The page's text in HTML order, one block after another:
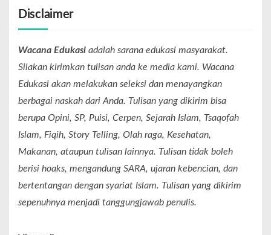
Disclaimer
Wacana Edukasi adalah sarana edukasi masyarakat.
Silakan kirimkan tulisan anda ke media kami. Wacana
Edukasi akan melakukan seleksi dan menayangkan
berbagai naskah dari Anda. Tulisan yang dikirim bisa
berupa Opini, SP, Puisi, Cerpen, Sejarah Islam, Tsaqofah
Islam, Fiqih, Story Telling, Olah raga, Kesehatan,
Makanan, ataupun tulisan lainnya. Tulisan tidak boleh
berisi hoaks, mengandung SARA, ujaran kebencian, dan
bertentangan dengan syariat Islam. Tulisan yang dikirim
sepenuhnya menjadi tanggungjawab penulis.